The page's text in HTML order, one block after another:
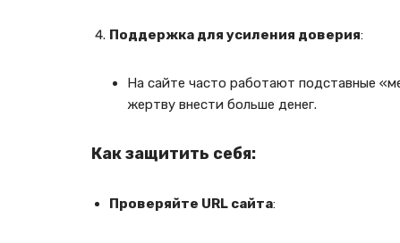
Поддержка для усиления доверия:
На сайте часто работают подставные
жертву внести больше денег.
Как защитить себя:
Проверяйте URL сайта: